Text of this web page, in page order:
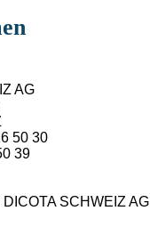
AG
50 30
39
SCHWEIZ AG